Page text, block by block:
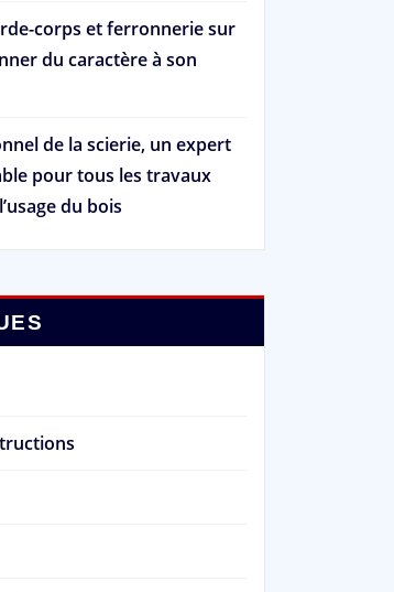
corps et ferronnerie sur
du caractère à son
de la scierie, un expert
pour tous les travaux
du bois